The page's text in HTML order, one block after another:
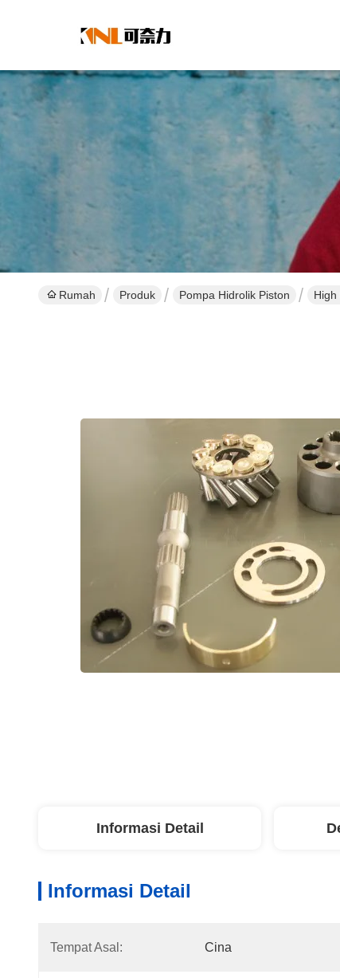
Rumah Produk Pompa Hidrolik Piston
Informasi Detail
Informasi Detail
Tempat Asal: Cina